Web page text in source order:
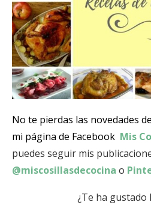
No te pierdas las novedades
mi página de Facebook Mis
puedes seguir mis
@miscosillasdecocina o
¿Te ha gustado